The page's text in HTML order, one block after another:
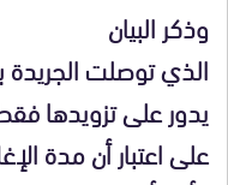
وذكر البيان
الذي توصلت الجريدة
يدور على تزويدها فقط ب 2600
على اعتبار أن مدة